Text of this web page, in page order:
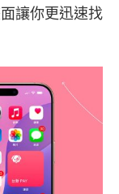
讓你更迅速找